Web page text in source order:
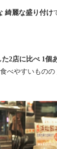
綺麗な盛り付け
2店に比べ 1個
べやすいもの